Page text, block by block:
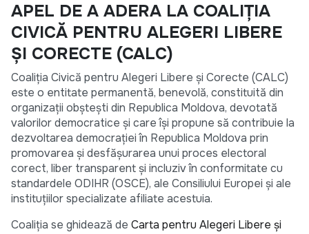
APEL DE A ADERA LA COALIȚIA
CIVICĂ PENTRU ALEGERI LIBERE
ȘI CORECTE (CALC)
Coaliția Civică pentru Alegeri Libere și Corecte (CALC)
este o entitate permanentă, benevolă, constituită din
organizații obștești din Republica Moldova, devotată
valorilor democratice și care își propune să contribuie la
dezvoltarea democrației în Republica Moldova prin
promovarea și desfășurarea unui proces electoral
corect, liber transparent și incluziv în conformitate cu
standardele ODIHR (OSCE), ale Consiliului Europei și ale
instituțiilor specializate afiliate acestuia.
Coaliția se ghidează de Carta pentru Alegeri Libere și